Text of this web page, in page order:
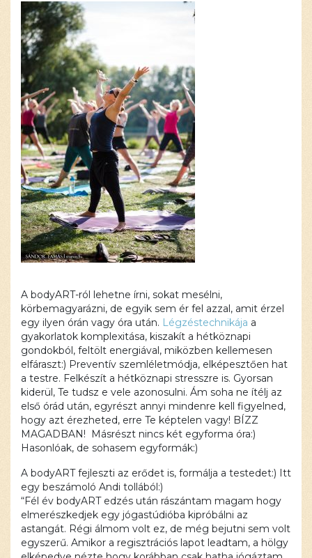
A bodyART-ról lehetne írni, sokat mesélni,
körbemagyarázni, de egyik sem ér fel azzal, amit érzel
egy ilyen órán vagy óra után. Légzéstechnikája a
gyakorlatok komplexitása, kiszakít a hétköznapi
gondokból, feltölt energiával, miközben kellemesen
elfáraszt:) Preventív szemléletmódja, elképesztően hat
a testre. Felkészít a hétköznapi stresszre is. Gyorsan
kiderül, Te tudsz e vele azonosulni. Ám soha ne ítélj az
első órád után, egyrészt annyi mindenre kell figyelned,
hogy azt érezheted, erre Te képtelen vagy! BÍZZ
MAGADBAN! Másrészt nincs két egyforma óra:)
Hasonlóak, de sohasem egyformák:)
A bodyART fejleszti az erődet is, formálja a testedet:) Itt
egy beszámoló Andi tollából:)
“Fél év bodyART edzés után rászántam magam hogy
elmerészkedjek egy jógastúdióba kipróbálni az
astangát. Régi álmom volt ez, de még bejutni sem volt
egyszerű. Amikor a regisztrációs lapot leadtam, a hölgy